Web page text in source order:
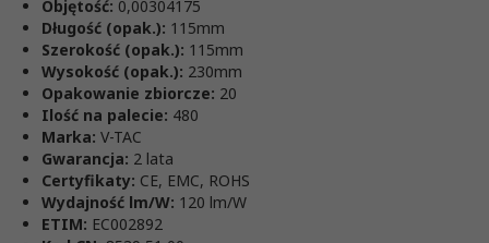
Objętość: 0,00304175
Długość (opak.): 115mm
Szerokość (opak.): 115mm
Wysokość (opak.): 230mm
Opakowanie zbiorcze: 20
Ilość na palecie: 480
Marka: V-TAC
Gwarancja: 2 lata
Certyfikaty: CE, EMC, ROHS
Wydajność lm/W: 120 lm/W
ETIM: EC002892